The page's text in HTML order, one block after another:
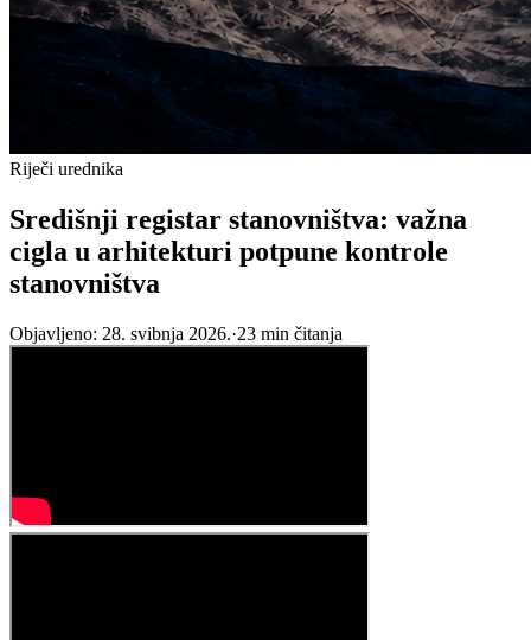
Riječi urednika
Središnji registar stanovništva: važna
cigla u arhitekturi potpune kontrole
stanovništva
Objavljeno: 28. svibnja 2026.·23 min čitanja